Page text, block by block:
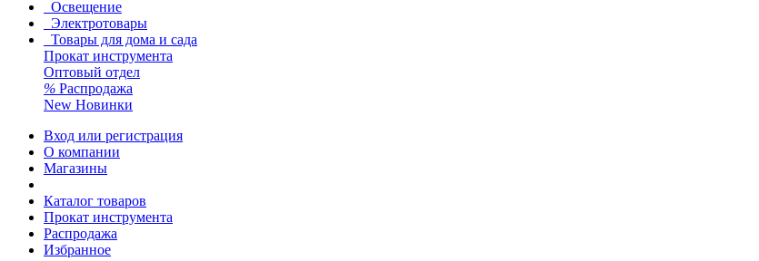
Освещение
Электротовары
Товары для дома и сада
Прокат инструмента
Оптовый отдел
% Распродажа
New Новинки
Вход или регистрация
О компании
Магазины
Каталог товаров
Прокат инструмента
Распродажа
Избранное